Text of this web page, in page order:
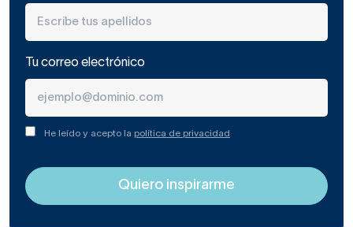
Tu correo electrónico
He leído y acepto la política de privacidad